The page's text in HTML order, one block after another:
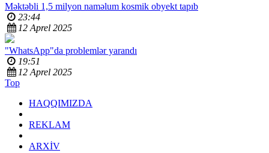
Məktəbli 1,5 milyon naməlum kosmik obyekt tapıb
23:44
12 Aprel 2025
"WhatsApp"da problemlər yarandı
19:51
12 Aprel 2025
Top
HAQQIMIZDA
REKLAM
ARXİV